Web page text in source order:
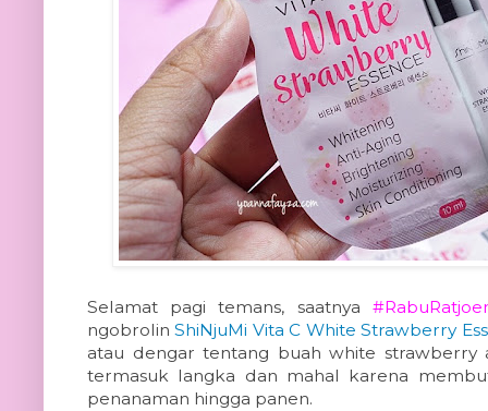
Selamat pagi temans, saatnya
ngobrolinShiNjuMi Vita C White Strawberry
atau dengar tentang buah white strawberry
termasuk langka dan mahal karena
penanaman hingga panen.